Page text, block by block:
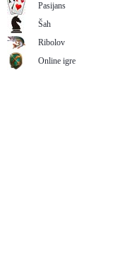
Pasijans
Šah
Ribolov
Online igre